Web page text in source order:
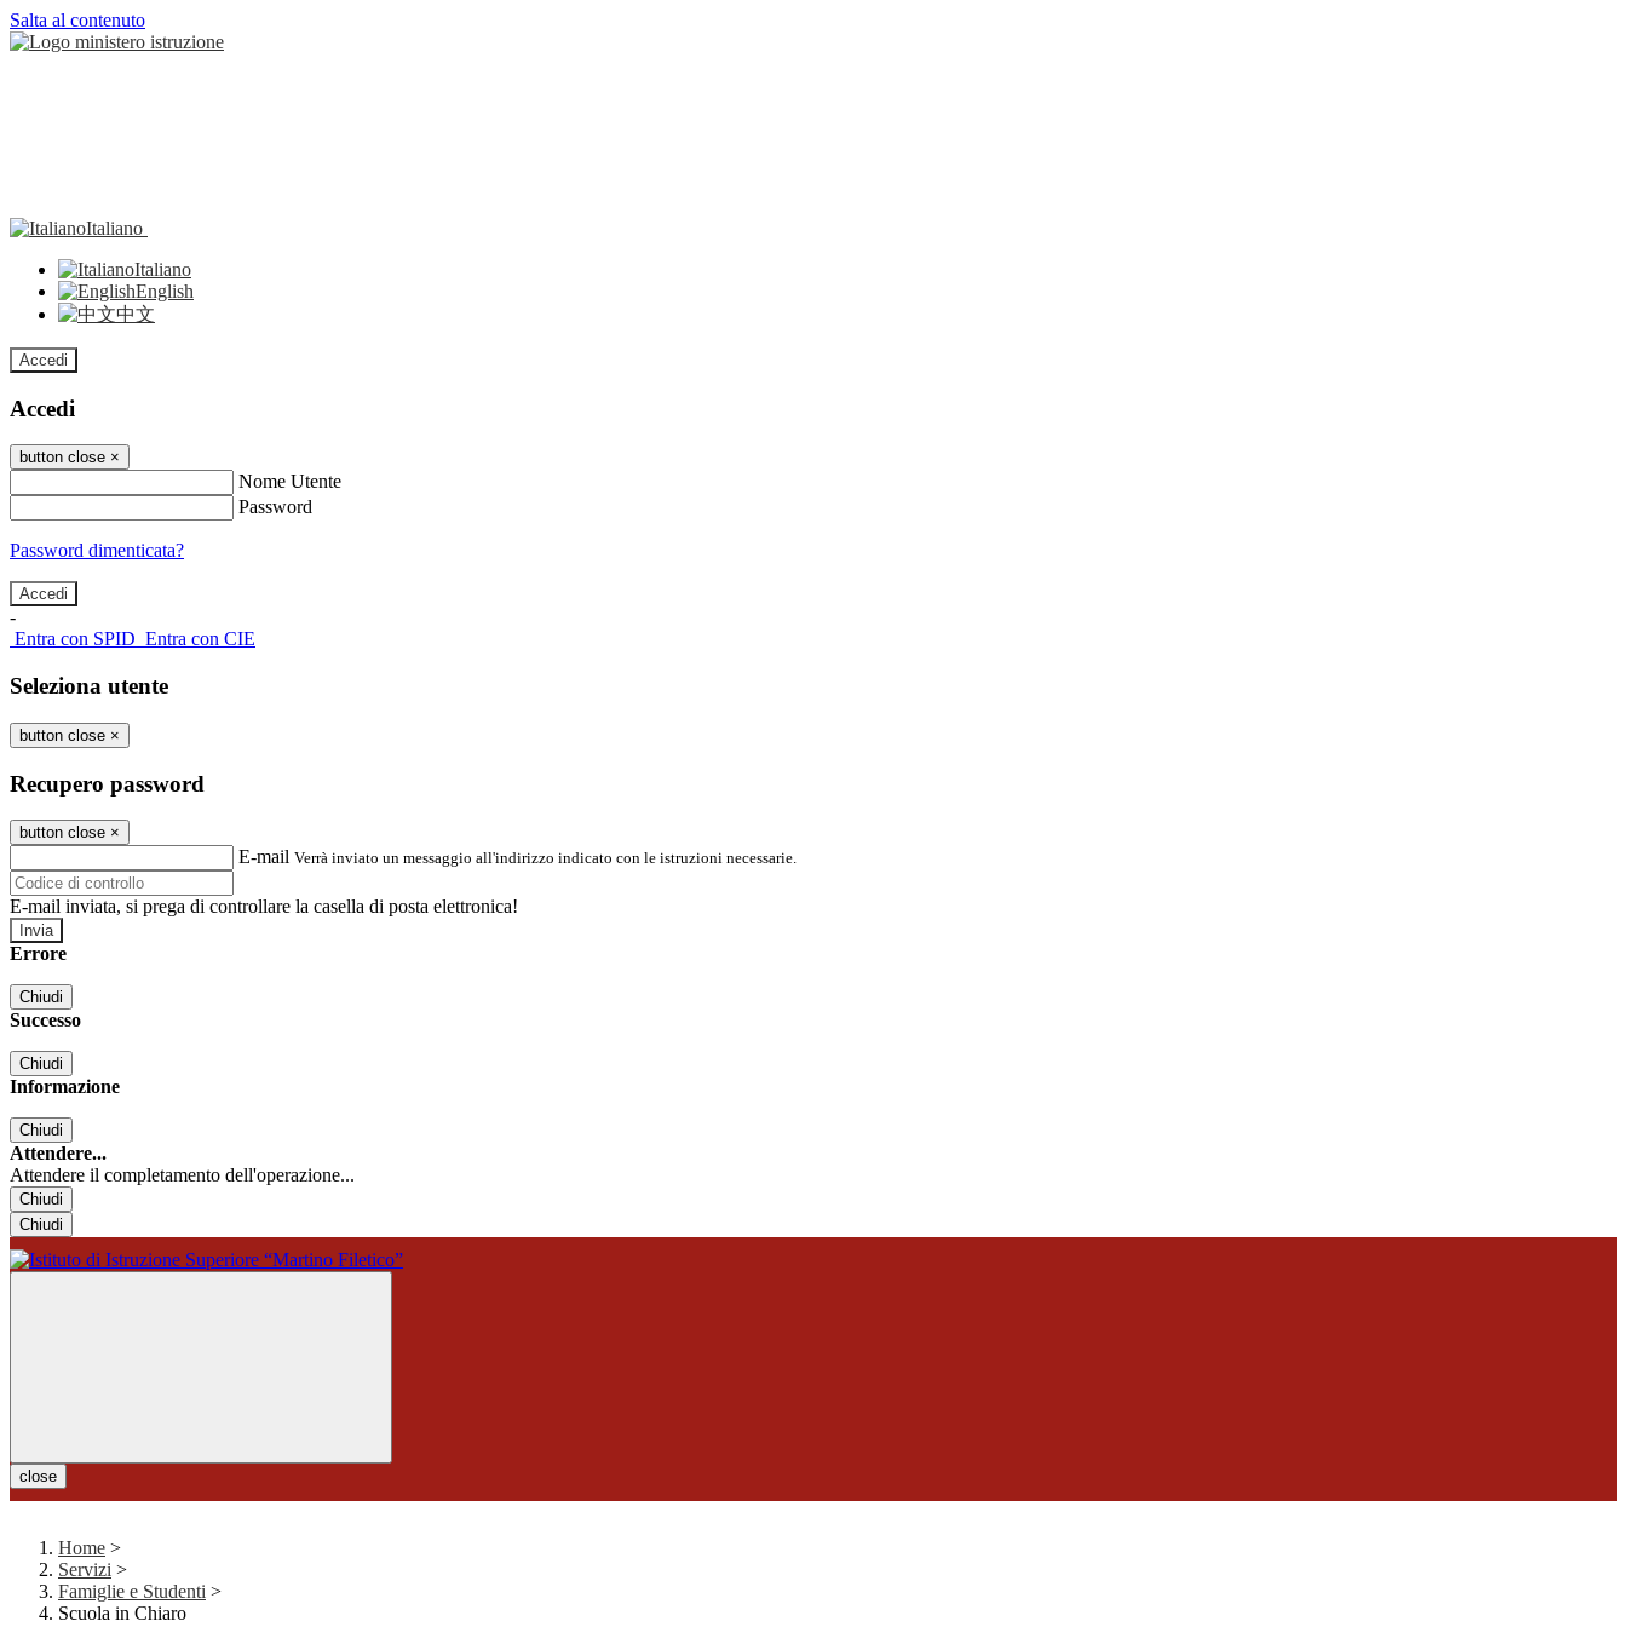
Salta al contenuto
Italiano
Italiano
English
中文
Accedi
Accedi
button close ×
Nome Utente
Password
Password dimenticata?
-
Entra con SPID Entra con CIE
Seleziona utente
button close ×
Recupero password
button close ×
E-mail Verrà inviato un messaggio all'indirizzo indicato con le istruzioni necessarie.
E-mail inviata, si prega di controllare la casella di posta elettronica!
Errore
Chiudi
Successo
Chiudi
Informazione
Chiudi
Attendere...
Attendere il completamento dell'operazione...
Chiudi
Chiudi
close
Home >
Servizi >
Famiglie e Studenti >
Scuola in Chiaro